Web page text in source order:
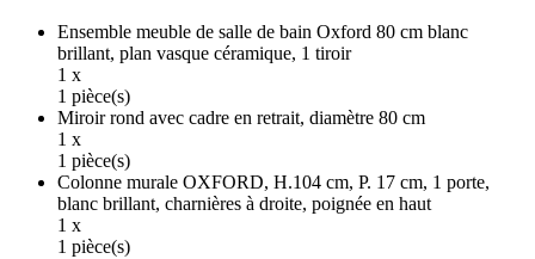
Ensemble meuble de salle de bain Oxford 80 cm blanc
brillant, plan vasque céramique, 1 tiroir
1 x
1 pièce(s)
Miroir rond avec cadre en retrait, diamètre 80 cm
1 x
1 pièce(s)
Colonne murale OXFORD, H.104 cm, P. 17 cm, 1 porte,
blanc brillant, charnières à droite, poignée en haut
1 x
1 pièce(s)